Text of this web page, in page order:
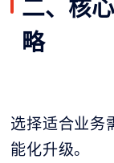
二、核
略
选择适合业务
能化升级。